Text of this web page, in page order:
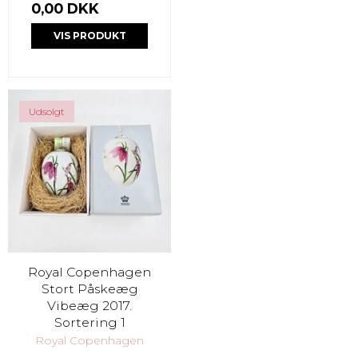
0,00 DKK
VIS PRODUKT
Udsolgt
Royal Copenhagen
Stort Påskeæg
Vibeæg 2017.
Sortering 1
Royal Copenhagen